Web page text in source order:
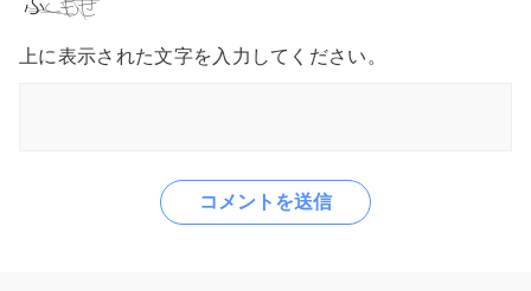
上に表示された文字を入力してください。